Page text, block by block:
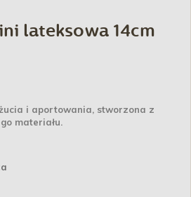
lateksowa 14cm
i aportowania, stworzona z
materiału.